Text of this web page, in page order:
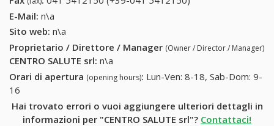
E-Mail: n\a
Sito web: n\a
Proprietario / Direttore / Manager (Owner / Director / Manager)
CENTRO SALUTE srl: n\a
Orari di apertura (opening hours): Lun-Ven: 8-18, Sab-Dom: 9-
16
Hai trovato errori o vuoi aggiungere ulteriori dettagli in
informazioni per "CENTRO SALUTE srl"? Contattaci!